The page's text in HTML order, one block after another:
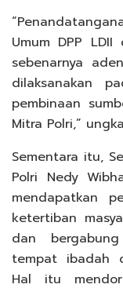
Umum DPP
sebenarnya
dilaksanakan
pembinaan
Mitra Polri,”
Sementara itu,
Polri Nedy
mendapatkan
ketertiban
dan
tempat ibadah
Hal itu